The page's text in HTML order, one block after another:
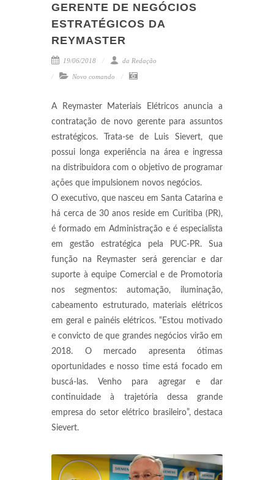
GERENTE DE NEGÓCIOS
ESTRATÉGICOS DA
REYMASTER
19/06/2018 da Redação
Novo comando
A Reymaster Materiais Elétricos anuncia a
contratação de novo gerente para assuntos
estratégicos. Trata-se de Luis Sievert, que
possui longa experiência na área e ingressa
na distribuidora com o objetivo de programar
ações que impulsionem novos negócios.
O executivo, que nasceu em Santa Catarina e
há cerca de 30 anos reside em Curitiba (PR),
é formado em Administração e é especialista
em gestão estratégica pela PUC-PR. Sua
função na Reymaster será gerenciar e dar
suporte à equipe Comercial e de Promotoria
nos segmentos: automação, iluminação,
cabeamento estruturado, materiais elétricos
em geral e painéis elétricos. “Estou motivado
e convicto de que grandes negócios virão em
2018. O mercado apresenta ótimas
oportunidades e nosso time está focado em
buscá-las. Venho para agregar e dar
continuidade à trajetória dessa grande
empresa do setor elétrico brasileiro”, destaca
Sievert.